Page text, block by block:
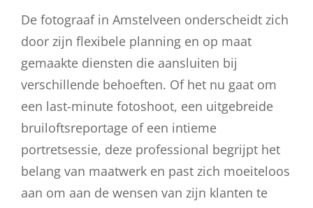
De fotograaf in Amstelveen onderscheidt zich
door zijn flexibele planning en op maat
gemaakte diensten die aansluiten bij
verschillende behoeften. Of het nu gaat om
een last-minute fotoshoot, een uitgebreide
bruiloftsreportage of een intieme
portretsessie, deze professional begrijpt het
belang van maatwerk en past zich moeiteloos
aan om aan de wensen van zijn klanten te